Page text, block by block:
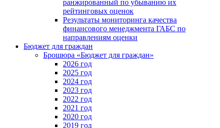
ранжированный по убыванию их
рейтинговых оценок
Результаты мониторинга качества
финансового менеджмента ГАБС по
направлениям оценки
Бюджет для граждан
Брошюра «Бюджет для граждан»
2026 год
2025 год
2024 год
2023 год
2022 год
2021 год
2020 год
2019 год